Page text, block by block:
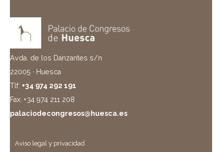
Avda. de los Danzantes s/n
22005 · Huesca
Tlf: +34 974 292 191
Fax: +34 974 211 208
palaciodecongresos@huesca.es
Aviso legal y privacidad